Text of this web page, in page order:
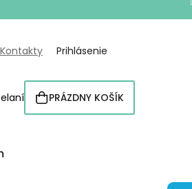
Kontakty Prihlásenie
NÁKUPNÝ
KOŠÍK
PRÁZDNY KOŠÍK